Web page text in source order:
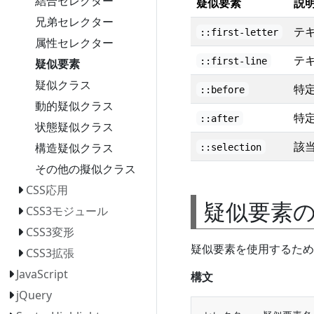
兄弟セレクター
属性セレクター
疑似要素
疑似クラス
動的疑似クラス
状態疑似クラス
構造疑似クラス
その他の擬似クラス
CSS応用
CSS3モジュール
CSS3変形
CSS3拡張
JavaScript
jQuery
::first-letter テ
::first-line テ
::before 特
::after 特
::selection 該
疑似要素
疑似要素を使用するた
構文